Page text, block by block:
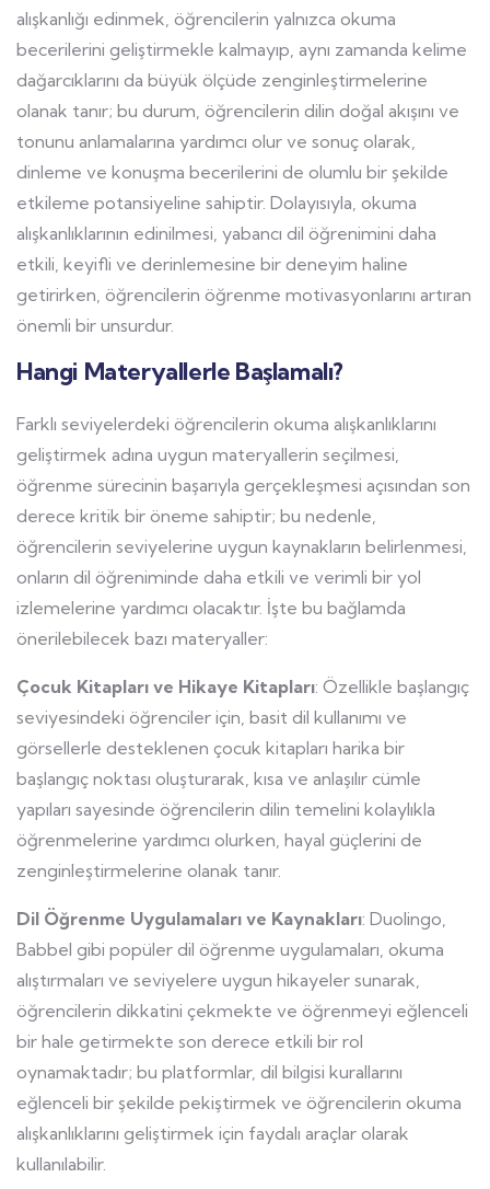
alışkanlığı edinmek, öğrencilerin yalnızca okuma
becerilerini geliştirmekle kalmayıp, aynı zamanda kelime
dağarcıklarını da büyük ölçüde zenginleştirmelerine
olanak tanır; bu durum, öğrencilerin dilin doğal akışını ve
tonunu anlamalarına yardımcı olur ve sonuç olarak,
dinleme ve konuşma becerilerini de olumlu bir şekilde
etkileme potansiyeline sahiptir. Dolayısıyla, okuma
alışkanlıklarının edinilmesi, yabancı dil öğrenimini daha
etkili, keyifli ve derinlemesine bir deneyim haline
getirirken, öğrencilerin öğrenme motivasyonlarını artıran
önemli bir unsurdur.
Hangi Materyallerle Başlamalı?
Farklı seviyelerdeki öğrencilerin okuma alışkanlıklarını
geliştirmek adına uygun materyallerin seçilmesi,
öğrenme sürecinin başarıyla gerçekleşmesi açısından son
derece kritik bir öneme sahiptir; bu nedenle,
öğrencilerin seviyelerine uygun kaynakların belirlenmesi,
onların dil öğreniminde daha etkili ve verimli bir yol
izlemelerine yardımcı olacaktır. İşte bu bağlamda
önerilebilecek bazı materyaller:
Çocuk Kitapları ve Hikaye Kitapları: Özellikle başlangıç
seviyesindeki öğrenciler için, basit dil kullanımı ve
görsellerle desteklenen çocuk kitapları harika bir
başlangıç noktası oluşturarak, kısa ve anlaşılır cümle
yapıları sayesinde öğrencilerin dilin temelini kolaylıkla
öğrenmelerine yardımcı olurken, hayal güçlerini de
zenginleştirmelerine olanak tanır.
Dil Öğrenme Uygulamaları ve Kaynakları: Duolingo,
Babbel gibi popüler dil öğrenme uygulamaları, okuma
alıştırmaları ve seviyelere uygun hikayeler sunarak,
öğrencilerin dikkatini çekmekte ve öğrenmeyi eğlenceli
bir hale getirmekte son derece etkili bir rol
oynamaktadır; bu platformlar, dil bilgisi kurallarını
eğlenceli bir şekilde pekiştirmek ve öğrencilerin okuma
alışkanlıklarını geliştirmek için faydalı araçlar olarak
kullanılabilir.